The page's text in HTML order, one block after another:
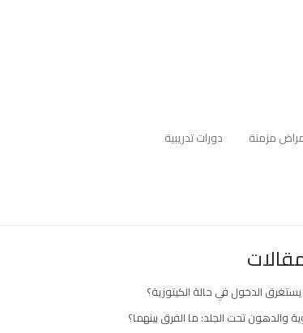
مزمنة
دورات تدريبية
الدخول في حالة الكيتوزية؟
والدهون تحت الجلد: ما الفرق بينهما؟